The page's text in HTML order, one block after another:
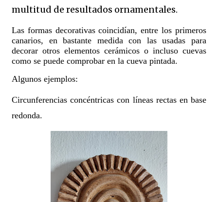
multitud de resultados ornamentales.
Las formas decorativas coincidían, entre los primeros
canarios, en bastante medida con las usadas para
decorar otros elementos cerámicos o incluso cuevas
como se puede comprobar en la cueva pintada.
Algunos ejemplos:
Circunferencias concéntricas con líneas rectas en base
redonda.